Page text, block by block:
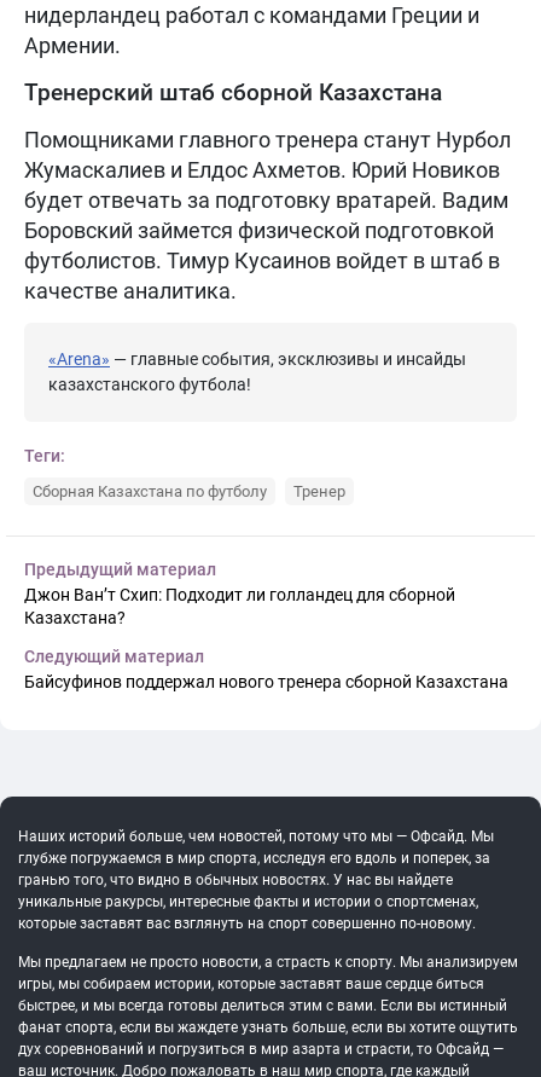
нидерландец работал с командами Греции и
Армении.
Тренерский штаб сборной Казахстана
Помощниками главного тренера станут Нурбол
Жумаскалиев и Елдос Ахметов. Юрий Новиков
будет отвечать за подготовку вратарей. Вадим
Боровский займется физической подготовкой
футболистов. Тимур Кусаинов войдет в штаб в
качестве аналитика.
«Arena» — главные события, эксклюзивы и инсайды
казахстанского футбола!
Теги:
Сборная Казахстана по футболу Тренер
Предыдущий материал
Джон Ван’т Схип: Подходит ли голландец для сборной
Казахстана?
Следующий материал
Байсуфинов поддержал нового тренера сборной Казахстана
Наших историй больше, чем новостей, потому что мы — Офсайд. Мы
глубже погружаемся в мир спорта, исследуя его вдоль и поперек, за
гранью того, что видно в обычных новостях. У нас вы найдете
уникальные ракурсы, интересные факты и истории о спортсменах,
которые заставят вас взглянуть на спорт совершенно по-новому.
Мы предлагаем не просто новости, а страсть к спорту. Мы анализируем
игры, мы собираем истории, которые заставят ваше сердце биться
быстрее, и мы всегда готовы делиться этим с вами. Если вы истинный
фанат спорта, если вы жаждете узнать больше, если вы хотите ощутить
дух соревнований и погрузиться в мир азарта и страсти, то Офсайд —
ваш источник. Добро пожаловать в наш мир спорта, где каждый